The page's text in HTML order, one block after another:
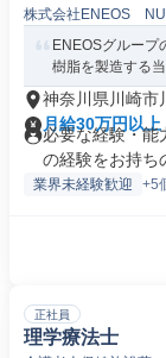
株式会社ENEOS
ENEOSグループ
樹脂を製造する
神奈川県川崎市
月給30万円以上
必要な経験・能
の経験をお持ち
業界未経験歓迎 +5
正社員
理学療法士